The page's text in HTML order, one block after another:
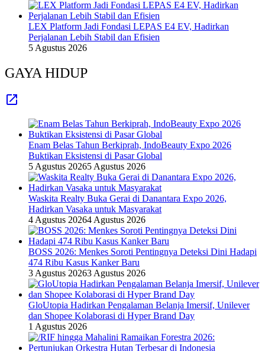
LEX Platform Jadi Fondasi LEPAS E4 EV, Hadirkan
Perjalanan Lebih Stabil dan Efisien
5 Agustus 2026
GAYA HIDUP
Enam Belas Tahun Berkiprah, IndoBeauty Expo 2026
Buktikan Eksistensi di Pasar Global
5 Agustus 20265 Agustus 2026
Waskita Realty Buka Gerai di Danantara Expo 2026,
Hadirkan Vasaka untuk Masyarakat
4 Agustus 20264 Agustus 2026
BOSS 2026: Menkes Soroti Pentingnya Deteksi Dini Hadapi
474 Ribu Kasus Kanker Baru
3 Agustus 20263 Agustus 2026
GloUtopia Hadirkan Pengalaman Belanja Imersif, Unilever
dan Shopee Kolaborasi di Hyper Brand Day
1 Agustus 2026